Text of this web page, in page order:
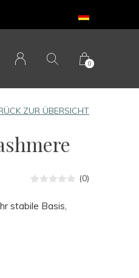
0
ZUR ÜBERSICHT
(0)
stabile Basis,